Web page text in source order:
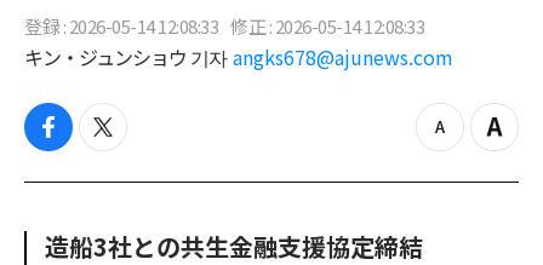
登録 : 2026-05-14 12:08:33 修正 : 2026-05-14 12:08:33
キン・ジュンショウ 기자 angks678@ajunews.com
f
c
o
t
i
e
z
o
Z
o
造船3社との共生金融支援協定締結